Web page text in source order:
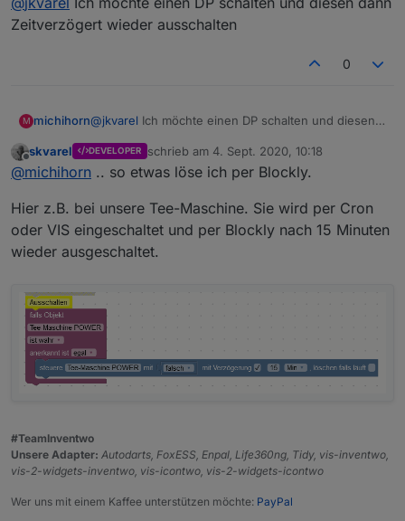
v2.0.0
Switch, Button, Nav und Background Widget
einzigen Widget zussammengeführt -> dem
hier auf mehrere Datenpunkte und Werte
Funktion)
Image Widget kann nun auf Datenpunkt
Radiobuttons hinzugefügt
Werteliste hinzugefügt (Kann Liste aus einem
Datenpunkt oder manuell eingetragenem Text
erstellen)
Zeitverzögert wieder ausschalten
0
M michihorn@jkvarel Ich möchte einen DP schalten und diesen
Offline
skvarel DEVELOPER schrieb am 4. Sept. 2020, 10:18
zuletzt editiert von
@michihorn .. so etwas löse ich per Blockly.
Hier z.B. bei unsere Tee-Maschine. Sie wird per Cron
oder VIS eingeschaltet und per Blockly nach 15 Minuten
wieder ausgeschaltet.
#TeamInventwo
Unsere Adapter: Autodarts, FoxESS, Enpal, Life360ng, Tidy, vis-inventwo,
vis-2-widgets-inventwo, vis-icontwo, vis-2-widgets-icontwo
Wer uns mit einem Kaffee unterstützen möchte: PayPal